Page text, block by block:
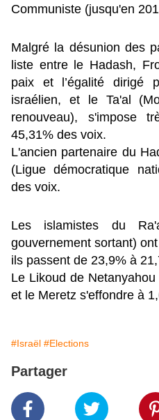
Communiste (jusqu'en
Malgré la désunion des
liste entre le Hadash,
paix et l’égalité dirigé
israélien, et le Ta'al
renouveau), s'impose
45,31% des voix.
L'ancien partenaire du
(Ligue démocratique
des voix.
Les islamistes du
gouvernement sortant)
ils passent de 23,9% à
Le Likoud de
et le Meretz s'effondre à
#Israël #Elections
Partager